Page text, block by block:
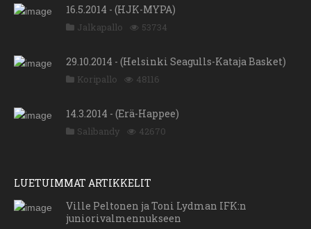
16.5.2014 - (HJK-MYPA)
Jalkapallo 53734
29.10.2014 - (Helsinki Seagulls-Kataja Basket)
Koripallo 48116
14.3.2014 - (Erä-Happee)
Salibandy 42670
LUETUIMMAT ARTIKKELIT
Ville Peltonen ja Toni Lydman IFK:n
juniorivalmennukseen